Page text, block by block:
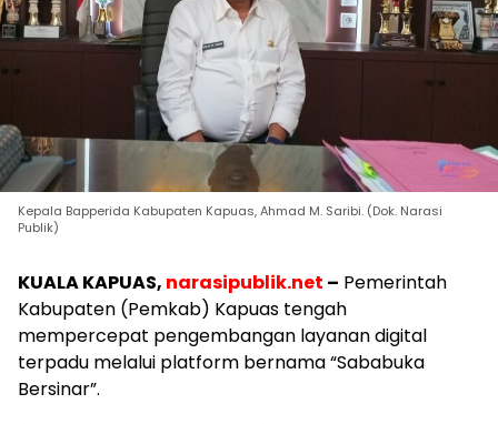
Kepala Bapperida Kabupaten Kapuas, Ahmad M. Saribi. (Dok. Narasi
Publik)
KUALA KAPUAS, narasipublik.net – Pemerintah
Kabupaten (Pemkab) Kapuas tengah
mempercepat pengembangan layanan digital
terpadu melalui platform bernama “Sababuka
Bersinar”.